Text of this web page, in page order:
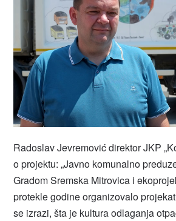
Radoslav Jevremović direktor JKP
o projektu: „Javno komunalno
Gradom Sremska Mitrovica i
protekle godine organizovalo
se izrazi, šta je kultura odlaganja